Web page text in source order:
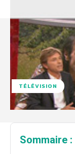
TÉLÉVISION
Sommaire :